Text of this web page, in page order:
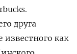
друга
как